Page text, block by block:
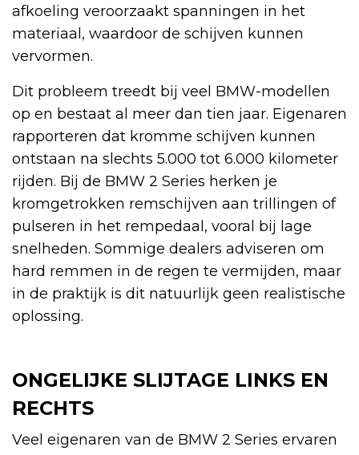
afkoeling veroorzaakt spanningen in het
materiaal, waardoor de schijven kunnen
vervormen.
Dit probleem treedt bij veel BMW-modellen
op en bestaat al meer dan tien jaar. Eigenaren
rapporteren dat kromme schijven kunnen
ontstaan na slechts 5.000 tot 6.000 kilometer
rijden. Bij de BMW 2 Series herken je
kromgetrokken remschijven aan trillingen of
pulseren in het rempedaal, vooral bij lage
snelheden. Sommige dealers adviseren om
hard remmen in de regen te vermijden, maar
in de praktijk is dit natuurlijk geen realistische
oplossing.
ONGELIJKE SLIJTAGE LINKS EN
RECHTS
Veel eigenaren van de BMW 2 Series ervaren